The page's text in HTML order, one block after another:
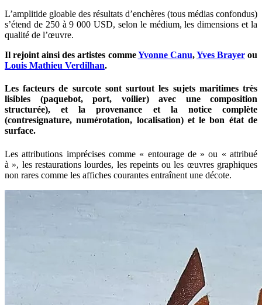
L’amplitide gloable des résultats d’enchères (tous médias confondus)
s’étend de 250 à 9 000 USD, selon le médium, les dimensions et la
qualité de l’œuvre.
Il rejoint ainsi des artistes commeYvonne Canu,Yves Brayerou
Louis Mathieu Verdilhan.
Les facteurs de surcote sont surtout les sujets maritimes très
lisibles (paquebot, port, voilier) avec une composition
structurée), et la provenance et la notice complète
(contresignature, numérotation, localisation) et le bon état de
surface.
Les attributions imprécises comme « entourage de » ou « attribué
à », les restaurations lourdes, les repeints ou les œuvres graphiques
non rares comme les affiches courantes entraînent une décote.